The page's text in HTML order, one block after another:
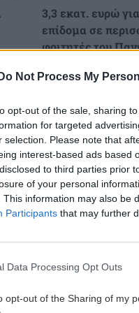
Do Not Process My
opt-out of the sale, sharing
for targeted
selection. Please note that
interest-based ads based
to third parties prior
of your personal
This information may also be
Participants that may further
Data Processing Opt Outs
opt-out of the Sharing of my
3,3 εκατ. ευρώ
επίδομα σε
φοιτητές του
«Στέρεψε» η
κυκλοφορίας:
παραμένουν
ΚΡΗΤΗ
Κρήτη:
Πυροσβεστικής
Πυρκαγιά κοντά
ΚΟΣΜΟΣ